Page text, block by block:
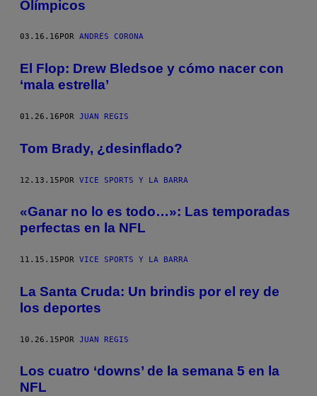
Olímpicos
03.16.16 POR ANDRÉS CORONA
El Flop: Drew Bledsoe y cómo nacer con
‘mala estrella’
01.26.16POR JUAN REGIS
Tom Brady, ¿desinflado?
12.13.15POR VICE SPORTS Y LA BARRA
«Ganar no lo es todo…»: Las temporadas
perfectas en la NFL
11.15.15 POR VICE SPORTS Y LA BARRA
La Santa Cruda: Un brindis por el rey de
los deportes
10.26.15POR JUAN REGIS
Los cuatro ‘downs’ de la semana 5 en la
NFL